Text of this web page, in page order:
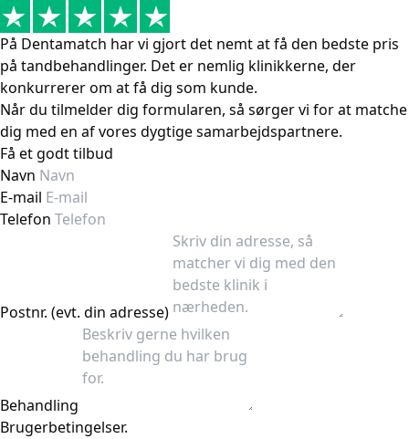
På Dentamatch har vi gjort det nemt at få den bedste pris
på tandbehandlinger. Det er nemlig klinikkerne, der
konkurrerer om at få dig som kunde.
Når du tilmelder dig formularen, så sørger vi for at matche
dig med en af vores dygtige samarbejdspartnere.
Få et godt tilbud
Navn
E-mail
Telefon
Postnr. (evt. din adresse)
Behandling
Brugerbetingelser.